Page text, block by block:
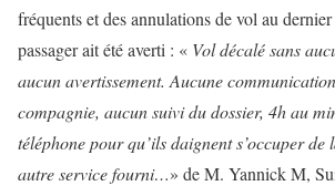
fréquents et des annulations de vol au
passager ait été averti : « Vol décalé sans
aucun avertissement. Aucune
compagnie, aucun suivi du dossier, 4h au
téléphone pour qu’ils daignent s’occuper
autre service fourni…» de M. Yannick M,